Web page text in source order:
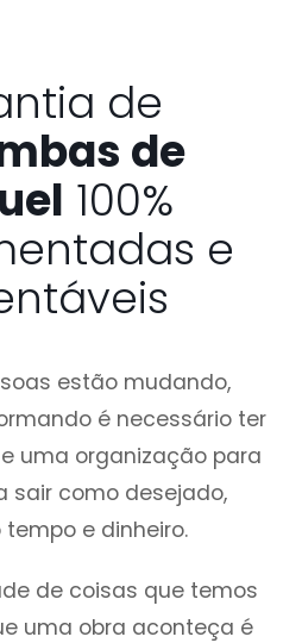
de
de
100%
e
estão mudando,
é necessário ter
uma organização para
sair como desejado,
e dinheiro.
de coisas que temos
uma obra aconteça é